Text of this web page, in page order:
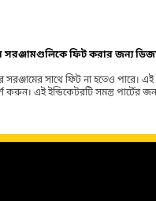
ফিট করার জন্য
সাথে ফিট না হতেও
এই ইন্ডিকেটরটি সমস্ত পার্টের জন্য